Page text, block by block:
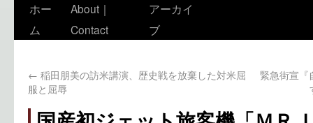
ホー
ム
About｜
Contact
アーカイ
ブ
← 稲田朋美の訪米講演、歴史戦を放棄した対米屈
服と屈辱
緊急街宣『